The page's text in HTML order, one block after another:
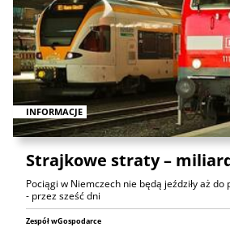
INFORMACJE
Strajkowe straty –
Pociągi w Niemczech nie będą jeździły aż do
- przez sześć dni
Zespół wGospodarce